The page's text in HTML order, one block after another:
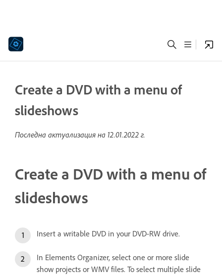
Create a DVD with a menu of
slideshows
Последна актуализация на 12.01.2022 г.
Create a DVD with a menu of
slideshows
Insert a writable DVD in your DVD-RW drive.
In Elements Organizer, select one or more slide
show projects or WMV files. To select multiple slide